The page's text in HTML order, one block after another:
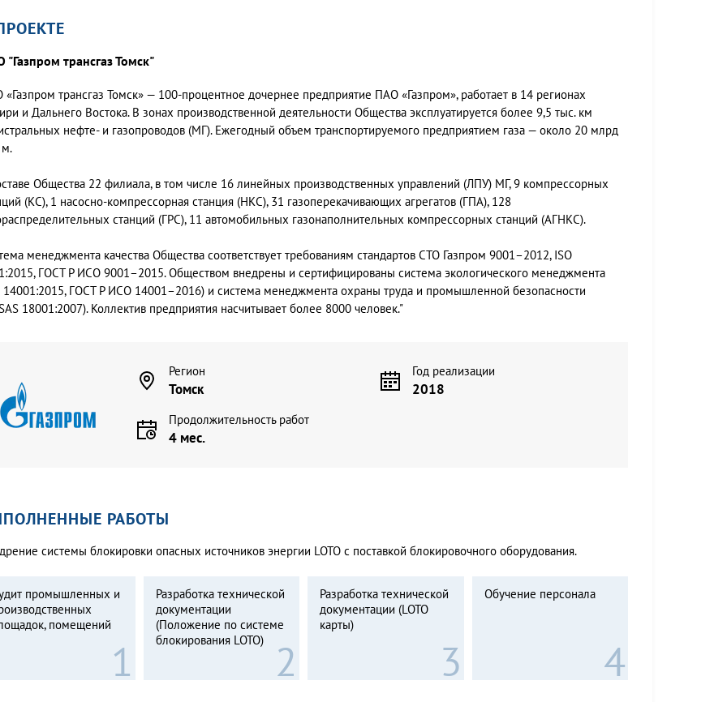
трансгаз Томск"
трансгаз Томск» — 100-процентное дочернее предприятие ПАО «Газпром», работает в 14 регионах
и Дальнего Востока. В зонах производственной деятельности Общества эксплуатируется более 9,5 тыс. км
нефте- и газопроводов (МГ). Ежегодный объем транспортируемого предприятием газа — около 20 млрд
м.
Общества 22 филиала, в том числе 16 линейных производственных управлений (ЛПУ) МГ, 9 компрессорных
(КС), 1 насосно-компрессорная станция (НКС), 31 газоперекачивающих агрегатов (ГПА), 128
станций (ГРС), 11 автомобильных газонаполнительных компрессорных станций (АГНКС).
менеджмента качества Общества соответствует требованиям стандартов СТО Газпром 9001–2012, ISO
ГОСТ Р ИСО 9001–2015. Обществом внедрены и сертифицированы система экологического менеджмента
14001:2015, ГОСТ Р ИСО 14001–2016) и система менеджмента охраны труда и промышленной безопасности
18001:2007). Коллектив предприятия насчитывает более 8000 человек."
Регион
Томск
Год реализации
2018
Продолжительность работ
4 мес.
РАБОТЫ
системы блокировки опасных источников энергии LOTO с поставкой блокировочного оборудования.
промышленных и
помещений
Разработка технической
документации
(Положение по системе
блокирования LOTO)
Разработка технической
документации (LOTO
карты)
Обучение персонала